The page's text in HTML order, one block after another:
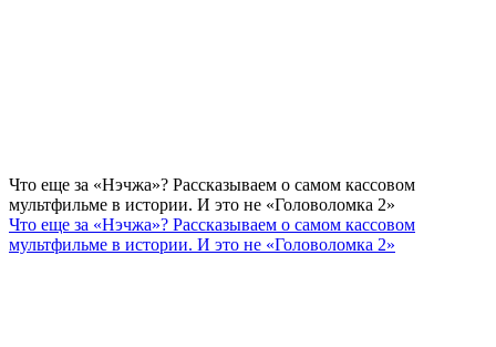
Что еще за «Нэчжа»? Рассказываем о самом кассовом
мультфильме в истории. И это не «Головоломка 2»
Что еще за «Нэчжа»? Рассказываем о самом кассовом
мультфильме в истории. И это не «Головоломка 2»